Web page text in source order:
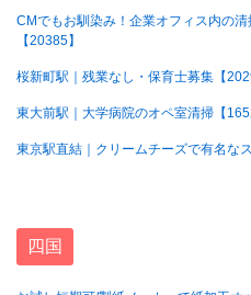
CMでもお馴染み！企業オフィス内の
【20385】
桜新町駅｜残業なし・保育士募集【
東大前駅｜大学病院のオペ室清掃【
東京駅直結｜クリームチーズで有名な
四国